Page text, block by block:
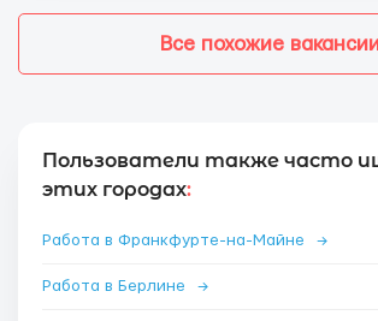
Все похожие
Пользователи также часто
этих городах:
Работа в Франкфурте-на-Майне →
Работа в Берлине →